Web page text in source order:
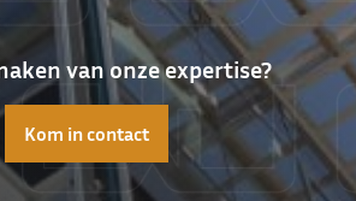
van onze expertise?
Kom in contact